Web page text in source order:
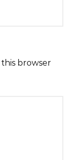
browser